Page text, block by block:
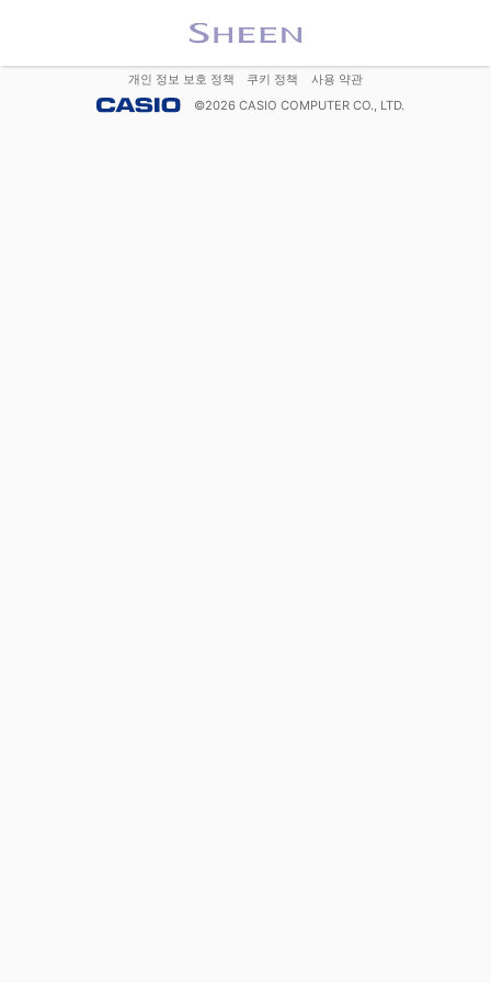
개인 정보 보호 정책 쿠키 정책
사용 약관
©2026 CASIO COMPUTER CO., LTD.